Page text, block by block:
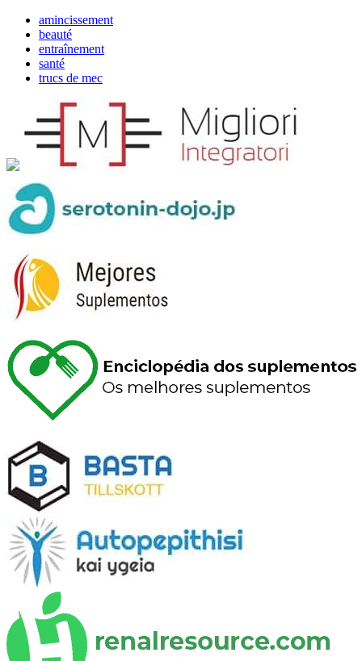
amincissement
beauté
entraînement
santé
trucs de mec